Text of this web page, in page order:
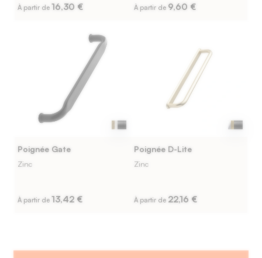
À partir de 16,30 € À partir de 9,60 €
Poignée Gate
Zinc
À partir de 13,42 €
Poignée D-Lite
Zinc
À partir de 22,16 €